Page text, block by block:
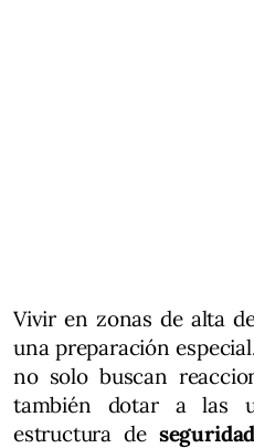
Vivir en zonas de alta
una preparación
no solo buscan
también dotar a las
estructura de